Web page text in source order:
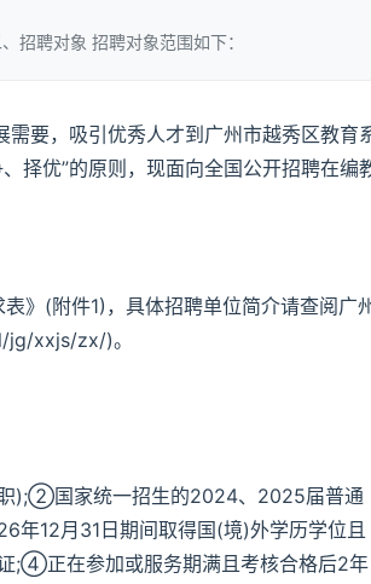
聘对象 招聘对象范围如下：
需要，吸引优秀人才到广州市越秀区教育
择优”的原则，现面向全国公开招聘在编
》(附件1)，具体招聘单位简介请查阅广
xxjs/zx/)。
);②国家统一招生的2024、2025届普通
12月31日期间取得国(境)外学历学位且
;④正在参加或服务期满且考核合格后2年